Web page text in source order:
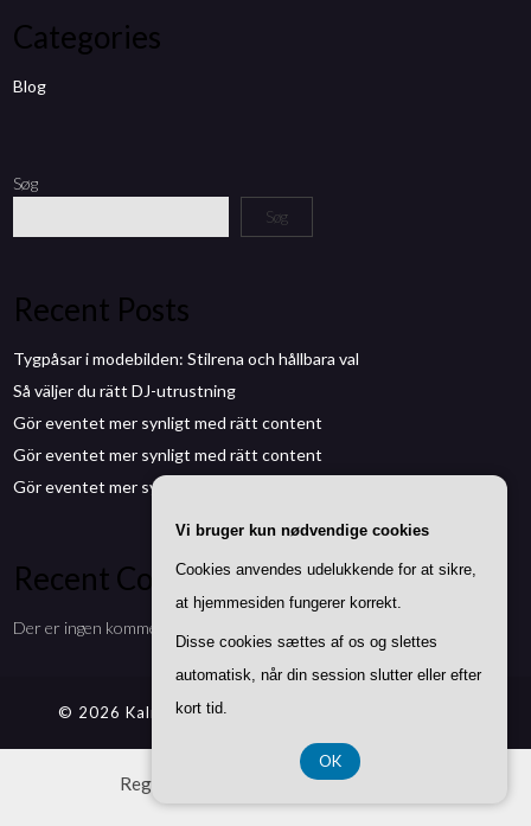
Categories
Blog
Søg
Søg
Recent Posts
Tygpåsar i modebilden: Stilrena och hållbara val
Så väljer du rätt DJ-utrustning
Gör eventet mer synligt med rätt content
Gör eventet mer synligt med rätt content
Gör eventet mer synligt med rätt content
Recent Comments
Der er ingen kommentarer at vise.
© 2026 Kalmarmedia.se
Registreringsnummer DK-37407739
Vi bruger kun nødvendige cookies
Cookies anvendes udelukkende for at sikre,
at hjemmesiden fungerer korrekt.
Disse cookies sættes af os og slettes
automatisk, når din session slutter eller efter
kort tid.
OK